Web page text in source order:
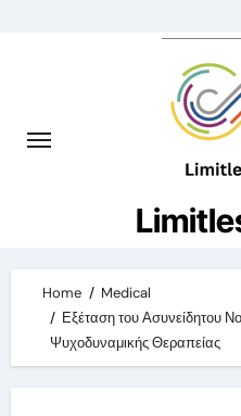
Home
Medical
Εξέταση του Ασυνείδητου
Ψυχοδυναμικής Θεραπείας